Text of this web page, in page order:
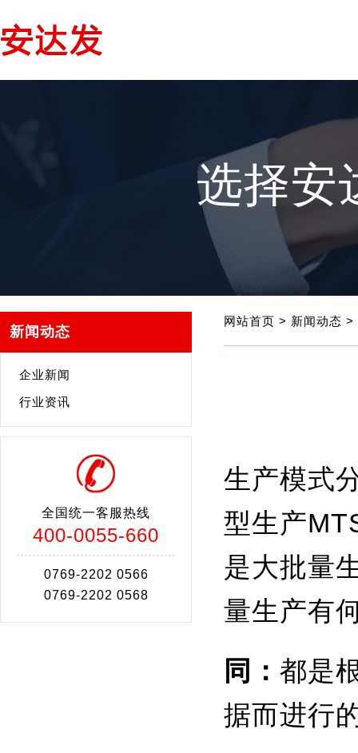
选择安
新闻动态
企业新闻
行业资讯
全国统一客服热线
400-0055-660
0769-2202 0566
0769-2202 0568
网站首页 > 新闻动态 >
生产模式
型生产
是大批量
量生产有
同： 都是
据而进行